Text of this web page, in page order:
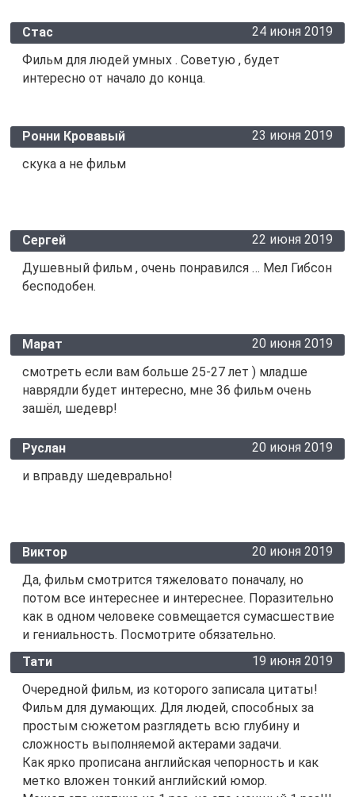
Стас
24 июня 2019
Фильм для людей умных . Советую , будет
интересно от начало до конца.
Ронни Кровавый
23 июня 2019
скука а не фильм
Сергей
22 июня 2019
Душевный фильм , очень понравился … Мел Гибсон
бесподобен.
Марат
20 июня 2019
смотреть если вам больше 25-27 лет ) младше
наврядли будет интересно, мне 36 фильм очень
зашёл, шедевр!
Руслан
20 июня 2019
и вправду шедеврально!
Виктор
20 июня 2019
Да, фильм смотрится тяжеловато поначалу, но
потом все интереснее и интереснее. Поразительно
как в одном человеке совмещается сумасшествие
и гениальность. Посмотрите обязательно.
Тати
19 июня 2019
Очередной фильм, из которого записала цитаты!
Фильм для думающих. Для людей, способных за
простым сюжетом разглядеть всю глубину и
сложность выполняемой актерами задачи.
Как ярко прописана английская чепорность и как
метко вложен тонкий английский юмор.